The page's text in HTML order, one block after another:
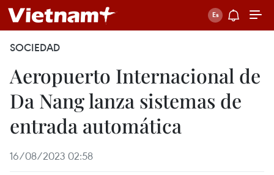
SOCIEDAD
Aeropuerto Internacional de
Da Nang lanza sistemas de
entrada automática
16/08/2023 02:58